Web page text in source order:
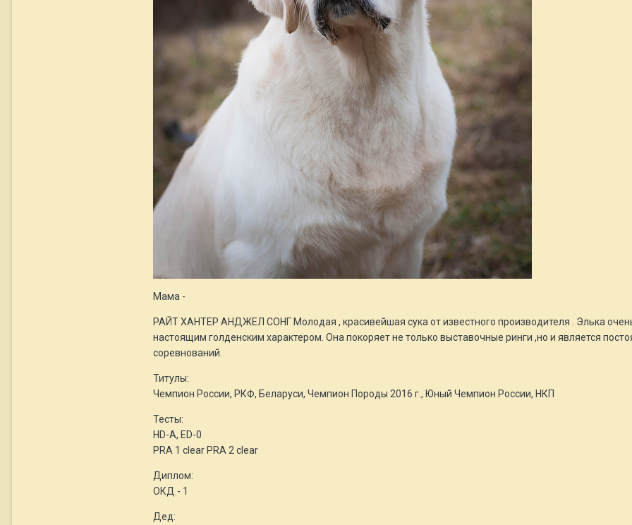
Мама -
РАЙТ ХАНТЕР АНДЖЕЛ СОНГ Молодая , красивейшая сука от известного производителя . Элька
настоящим голденским характером. Она покоряет не только выставочные ринги ,но и является
соревнований.
Титулы:
Чемпион России, РКФ, Беларуси, Чемпион Породы 2016 г., Юный Чемпион России, НКП
Тесты:
HD-A, ED-0
PRA 1 clear PRA 2 clear
Диплом:
ОКД - 1
Дед: